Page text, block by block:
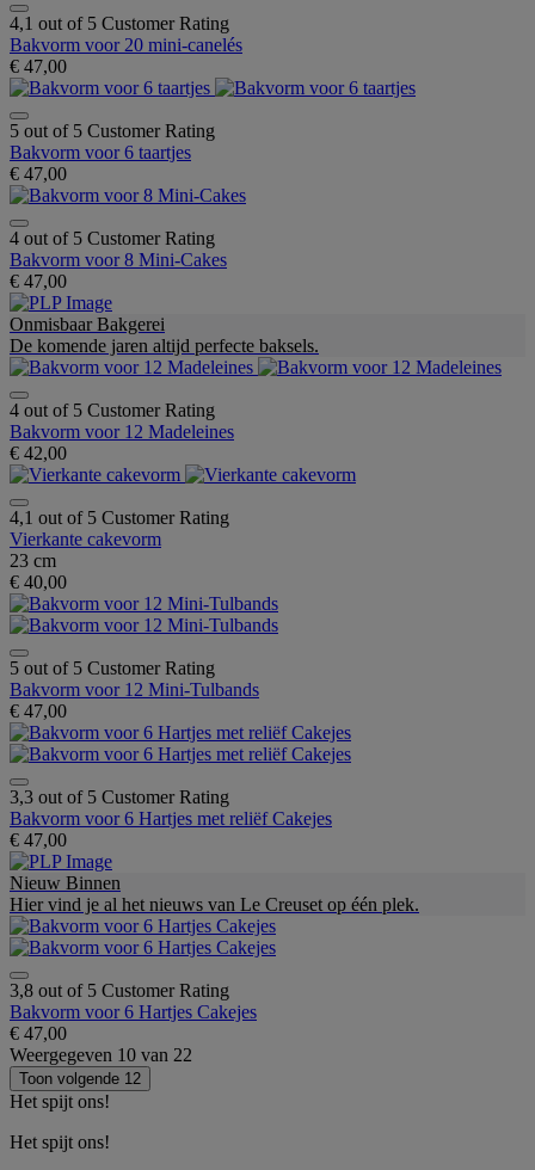
4,1 out of 5 Customer Rating
Bakvorm voor 20 mini-canelés
€ 47,00
5 out of 5 Customer Rating
Bakvorm voor 6 taartjes
€ 47,00
4 out of 5 Customer Rating
Bakvorm voor 8 Mini-Cakes
€ 47,00
Onmisbaar Bakgerei
De komende jaren altijd perfecte baksels.
4 out of 5 Customer Rating
Bakvorm voor 12 Madeleines
€ 42,00
4,1 out of 5 Customer Rating
Vierkante cakevorm
23 cm
€ 40,00
5 out of 5 Customer Rating
Bakvorm voor 12 Mini-Tulbands
€ 47,00
3,3 out of 5 Customer Rating
Bakvorm voor 6 Hartjes met reliëf Cakejes
€ 47,00
Nieuw Binnen
Hier vind je al het nieuws van Le Creuset op één plek.
3,8 out of 5 Customer Rating
Bakvorm voor 6 Hartjes Cakejes
€ 47,00
Weergegeven 10 van 22
Toon volgende 12
Het spijt ons!
Het spijt ons!